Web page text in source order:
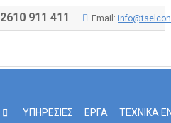
2610 911 411 Email:
ΥΠΗΡΕΣΙΕΣ ΕΡΓΑ ΤΕΧΝΙΚΑ